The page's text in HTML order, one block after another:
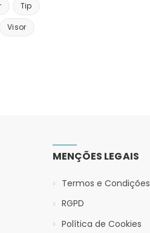
Tip
Visor
MENÇÕES LEGAIS
Termos e Condições
RGPD
Política de Cookies